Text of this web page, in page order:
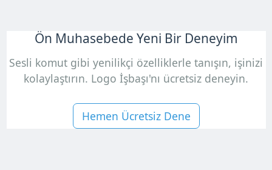
Ön Muhasebede Yeni Bir Deneyim
Sesli komut gibi yenilikçi özelliklerle tanışın, işinizi
kolaylaştırın. Logo İşbaşı'nı ücretsiz deneyin.
Hemen Ücretsiz Dene